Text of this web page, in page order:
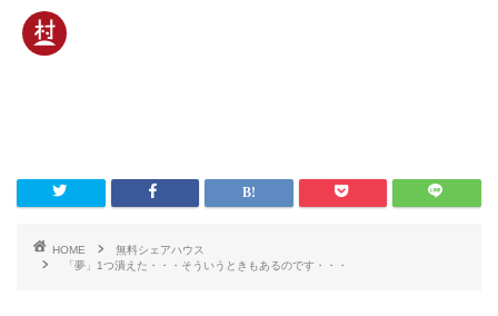
HOME
無料シェアハウス
「夢」1つ潰えた・・・そういうときもあるのです・・・